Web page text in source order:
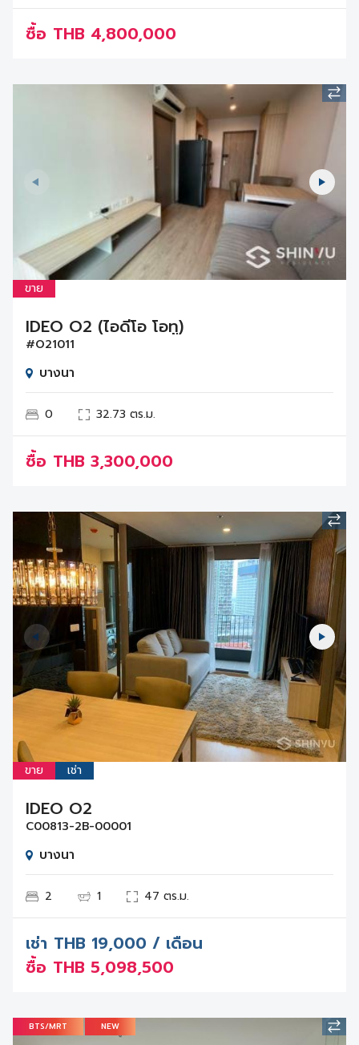
ซื้อ THB 4,800,000
ขาย
IDEO O2 (ไอดีโอ โอทู)
#O21011
บางนา
0 32.73 ตร.ม.
ซื้อ THB 3,300,000
ขาย เช่า
IDEO O2
C00813-2B-00001
บางนา
2 1 47 ตร.ม.
เช่า THB 19,000 / เดือน
ซื้อ THB 5,098,500
BTS/MRT NEW